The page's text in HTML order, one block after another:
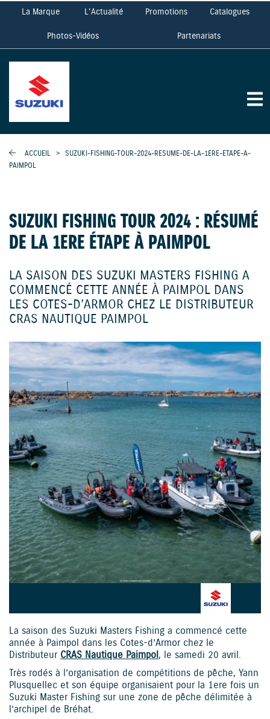
La Marque L'Actualité Promotions Catalogues
Photos-Vidéos Partenariats
ACCUEIL > SUZUKI-FISHING-TOUR-2024-RESUME-DE-LA-1ERE-ETAPE-A-
PAIMPOL
SUZUKI FISHING TOUR 2024 : RÉSUMÉ
DE LA 1ERE ÉTAPE À PAIMPOL
LA SAISON DES SUZUKI MASTERS FISHING A
COMMENCÉ CETTE ANNÉE À PAIMPOL DANS
LES COTES-D’ARMOR CHEZ LE DISTRIBUTEUR
CRAS NAUTIQUE PAIMPOL
La saison des Suzuki Masters Fishing a commencé cette
année à Paimpol dans les Cotes-d’Armor chez le
Distributeur CRAS Nautique Paimpol, le samedi 20 avril.
Très rodés à l’organisation de compétitions de pêche, Yann
Plusquellec et son équipe organisaient pour la 1ere fois un
Suzuki Master Fishing sur une zone de pêche délimitée à
l’archipel de Bréhat.